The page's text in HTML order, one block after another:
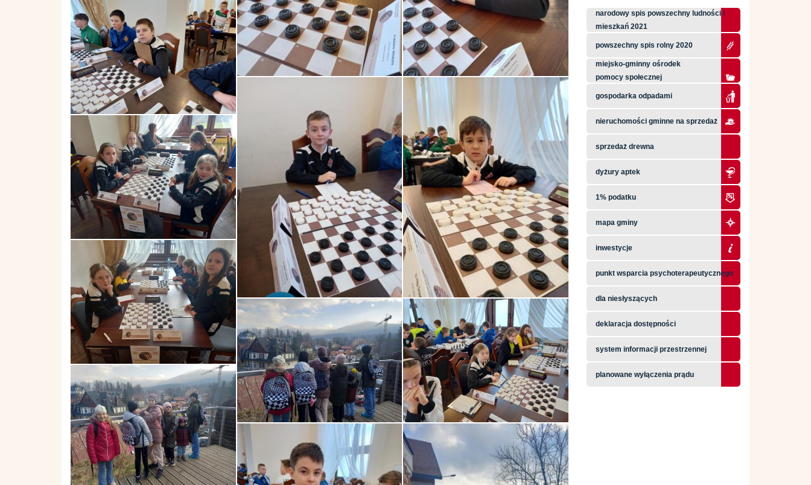
narodowy spis powszechny ludności i
mieszkań 2021
powszechny spis rolny 2020
miejsko-gminny ośrodek
pomocy społecznej
gospodarka odpadami
nieruchomości gminne na sprzedaż
sprzedaż drewna
dyżury aptek
1% podatku
mapa gminy
inwestycje
punkt wsparcia psychoterapeutycznego
dla niesłyszących
deklaracja dostępności
system informacji przestrzennej
planowane wyłączenia prądu